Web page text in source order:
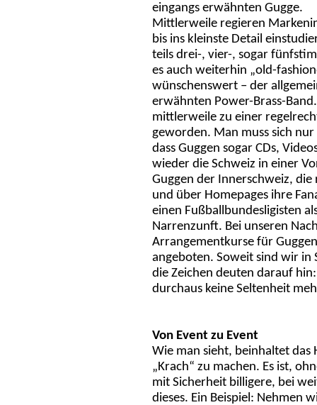
eingangs erwähnten Gugge.
Mittlerweile regieren
bis ins kleinste Detail
teils drei-, vier-, sogar
es auch weiterhin „old-
wünschenswert – der
erwähnten Power-Brass-
mittlerweile zu einer
geworden. Man muss sich
dass Guggen sogar CDs,
wieder die Schweiz in einer
Guggen der Innerschweiz,
und über Homepages ihre
einen Fußballbundesligisten
Narrenzunft. Bei unseren
Arrangementkurse für
angeboten. Soweit sind wir in
die Zeichen deuten darauf
durchaus keine Seltenheit
Von Event zu Event
Wie man sieht, beinhaltet das
„Krach“ zu machen. Es ist,
mit Sicherheit billigere, bei
dieses. Ein Beispiel: Nehmen